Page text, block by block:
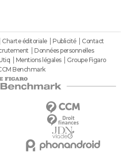
Charte éditoriale Publicité
Contact
Données personnelles
Mentions légales
Groupe Figaro
Benchmark